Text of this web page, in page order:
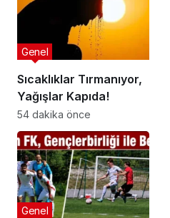
Sıcaklıklar Tırmanıyor,
Yağışlar Kapıda!
Genel
54 dakika önce
Genel